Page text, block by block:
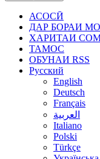
АСОСӢ
ДАР БОРАИ МО
ХАРИТАИ
ТАМОС
ОБУНАИ RSS
Русский
English
Deutsch
Français
العربية
Italiano
Polski
Türkçe